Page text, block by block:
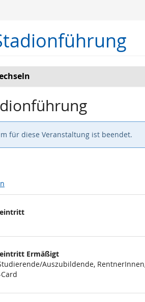
für diese Veranstaltung ist beendet.
Ermäßigt
Auszubildende,